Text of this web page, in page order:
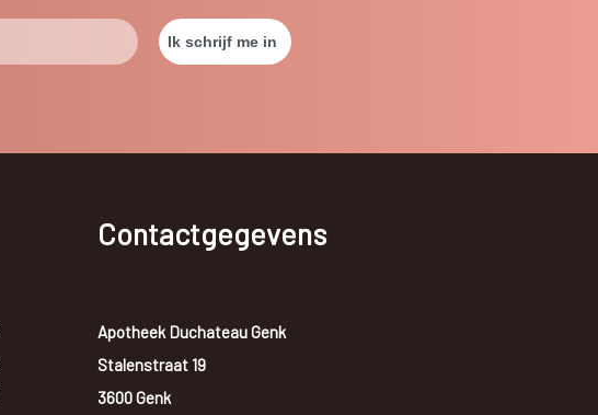
Contactgegevens
Apotheek Duchateau Genk
Stalenstraat 19
3600 Genk